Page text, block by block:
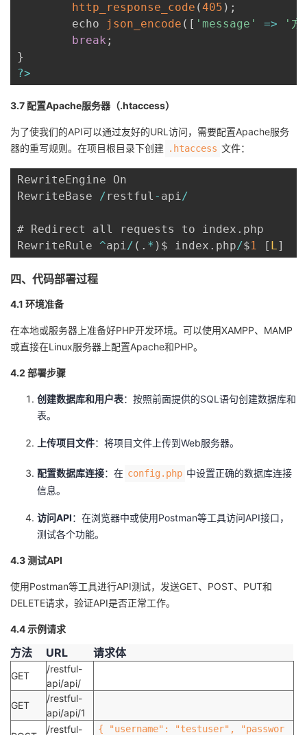
http_response_code (405 ) ;
        echo
json_encode ( [ 'message' =>
'方
break ;
}
?>
3.7 配置Apache服务器（.htaccess）
为了使我们的API可以通过友好的URL访问，需要配置Apache服务
器的重写规则。在项目根目录下创建 .htaccess 文件：
RewriteEngine On
RewriteBase /restful - api/
# Redirect all requests to index . php
RewriteRule ^api/ ( . * ) $ index . php/$1 [ L]
四、代码部署过程
4.1 环境准备
在本地或服务器上准备好PHP开发环境。可以使用XAMPP、MAMP
或直接在Linux服务器上配置Apache和PHP。
4.2 部署步骤
创建数据库和用户表：按照前面提供的SQL语句创建数据库和
表。
上传项目文件：将项目文件上传到Web服务器。
配置数据库连接：在 config.php 中设置正确的数据库连接
信息。
访问API：在浏览器中或使用Postman等工具访问API接口，
测试各个功能。
4.3 测试API
使用Postman等工具进行API测试，发送GET、POST、PUT和
DELETE请求，验证API是否正常工作。
4.4 示例请求
方法 URL 请求体
GET
/restful-
api/api/
GET
/restful-
api/api/1
/restful-
{ "username": "testuser", "passwor